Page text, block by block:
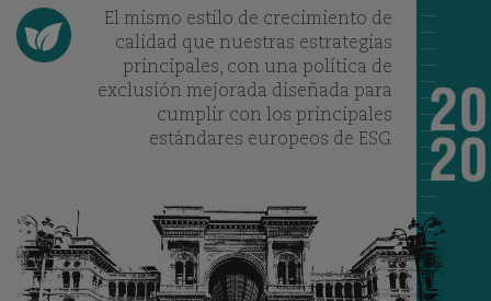
El mismo estilo de crecimiento de
calidad que nuestras estrategias
principales, con una política de
exclusión mejorada diseñada para
cumplir con los principales
estándares europeos de ESG.